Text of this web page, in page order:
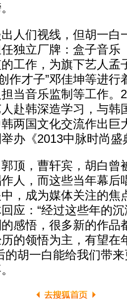
们视线，但胡一白
独立厂牌：盒子音乐
工作，为旗下艺人孟
作才子”邓佳坤等进
当音乐监制等工作。
赴韩深造学习，与韩
两国文化交流作出巨
办《2013中脉时尚盛
，曹轩宾，胡白曾
人，而这些当年幕后
，成为媒体关注的焦
应：“经过这些年的
感悟，很多新的作品
的领悟为主，有望在
的胡一白能给我们带